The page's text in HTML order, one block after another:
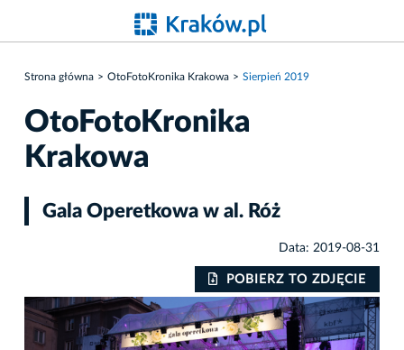
Strona główna OtoFotoKronika Krakowa Sierpień 2019
OtoFotoKronika
Krakowa
Gala Operetkowa w al. Róż
Data: 2019-08-31
POBIERZ TO ZDJĘCIE